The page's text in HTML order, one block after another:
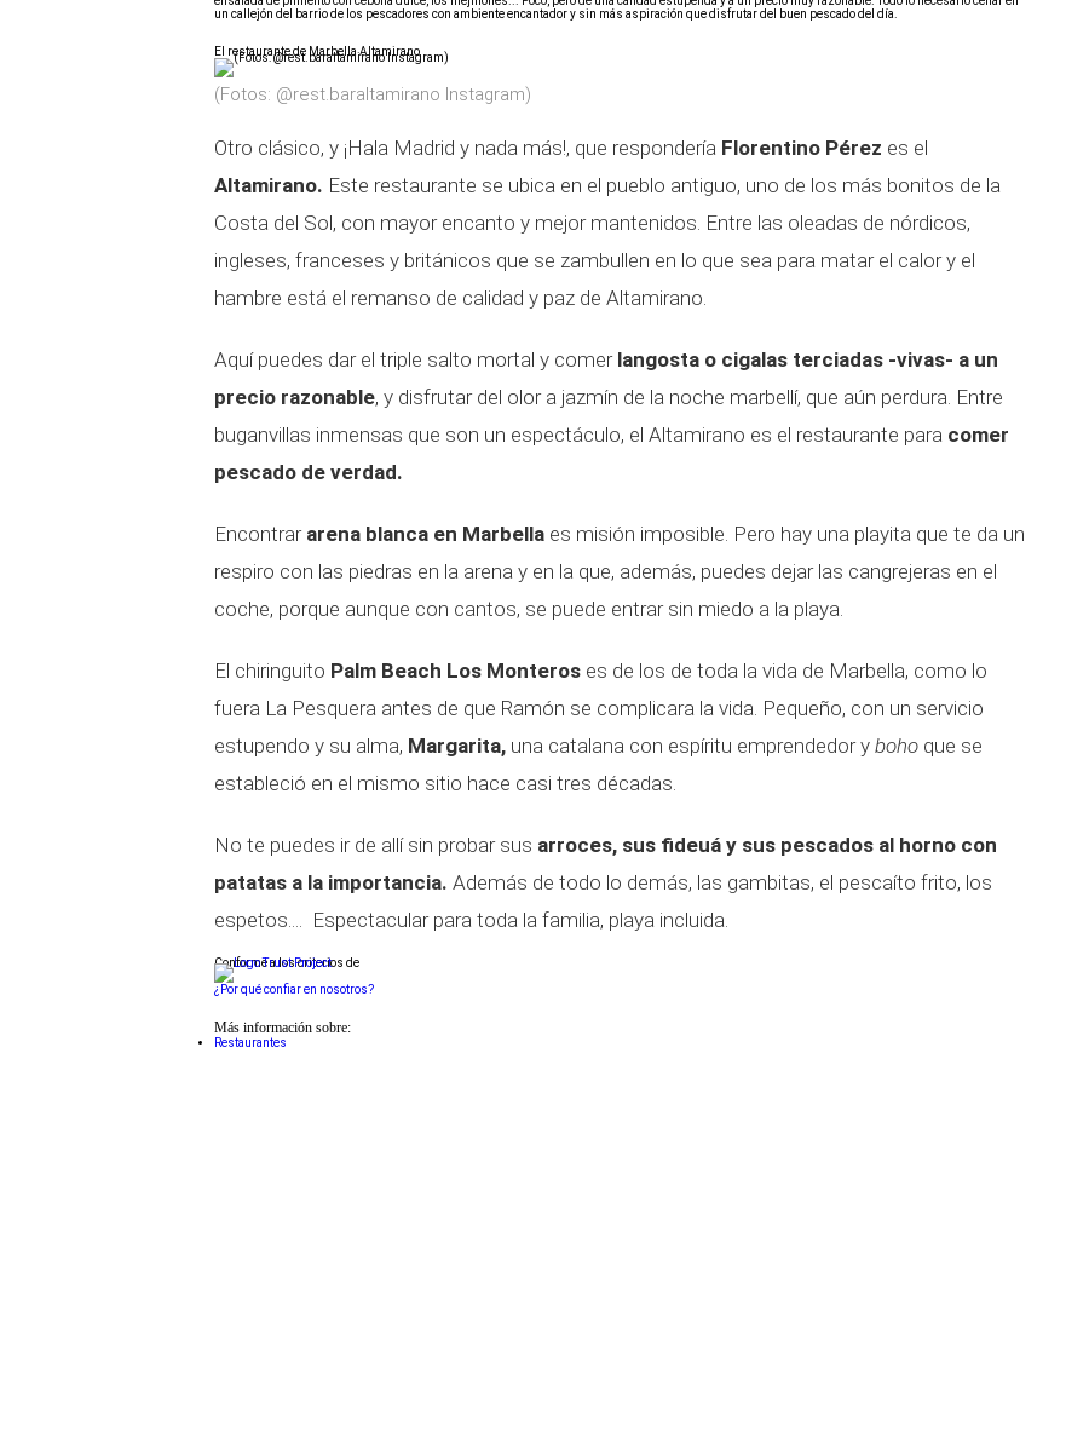
un callejón del barrio de los pescadores con ambiente encantador y sin más aspiración que disfrutar del buen pescado del día.
El restaurante de Marbella Altamirano
(Fotos: @rest.baraltamirano Instagram)
Otro clásico, y ¡Hala Madrid y nada más!, que respondería Florentino Pérez es el
Altamirano. Este restaurante se ubica en el pueblo antiguo, uno de los más bonitos de la
Costa del Sol, con mayor encanto y mejor mantenidos. Entre las oleadas de nórdicos,
ingleses, franceses y británicos que se zambullen en lo que sea para matar el calor y el
hambre está el remanso de calidad y paz de Altamirano.
Aquí puedes dar el triple salto mortal y comerlangosta o cigalas terciadas -vivas- a un
precio razonable, y disfrutar del olor a jazmín de la noche marbellí, que aún perdura. Entre
buganvillas inmensas que son un espectáculo, el Altamirano es el restaurante para comer
pescado de verdad.
Encontrar arena blanca en Marbella es misión imposible. Pero hay una playita que te da un
respiro con las piedras en la arena y en la que, además, puedes dejar las cangrejeras en el
coche, porque aunque con cantos, se puede entrar sin miedo a la playa.
El chiringuito Palm Beach Los Monteros es de los de toda la vida de Marbella, como lo
fuera La Pesquera antes de que Ramón se complicara la vida. Pequeño, con un servicio
estupendo y su alma, Margarita, una catalana con espíritu emprendedor y boho que se
estableció en el mismo sitio hace casi tres décadas.
No te puedes ir de allí sin probar sus arroces, sus fideuá y sus pescados al horno con
patatas a la importancia. Además de todo lo demás, las gambitas, el pescaíto frito, los
espetos.... Espectacular para toda la familia, playa incluida.
Conforme a los criterios de
¿Por qué confiar en nosotros?
Más información sobre:
Restaurantes